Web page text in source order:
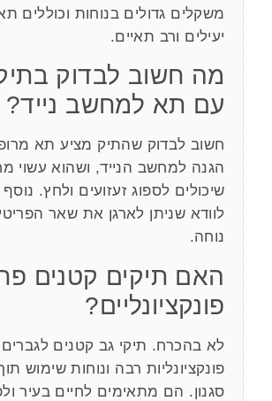
משקלים גדולים בנוחות וכוללים
יעילים ורב תאיים.
מה חשוב לבדוק
עם תא למחשב נייד?
חשוב לבדוק שהתיק מציע תא
הגנה למחשב הנייד, ושהוא עשוי
שיכולים לספוג זעזועים ולחץ.
לוודא שניתן לארגן את שאר
נוחה.
האם תיקים קטנים
פונקציונליים?
לא בהכרח. תיקי גב קטנים
פונקציונליות רבה ונוחות שימוש
סגנון. הם מתאימים לחיים בעיר